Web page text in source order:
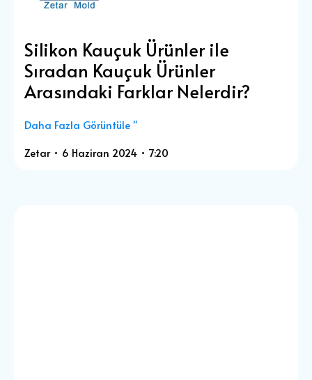
Silikon Kauçuk Ürünler ile
Sıradan Kauçuk Ürünler
Arasındaki Farklar Nelerdir?
Daha Fazla Görüntüle "
Zetar
6 Haziran 2024 7:20